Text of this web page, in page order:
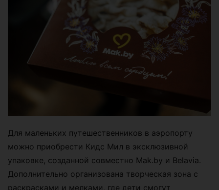
Для маленьких путешественников в аэропорту
можно приобрести Кидс Мил в эксклюзивной
упаковке, созданной совместно Mak.by и Belavia.
Дополнительно организована творческая зона с
раскрасками и мелками, где дети смогут